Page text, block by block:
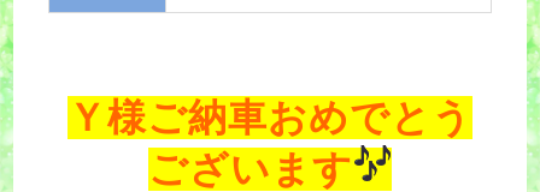
Ｙ様ご納車おめでとう
ございます